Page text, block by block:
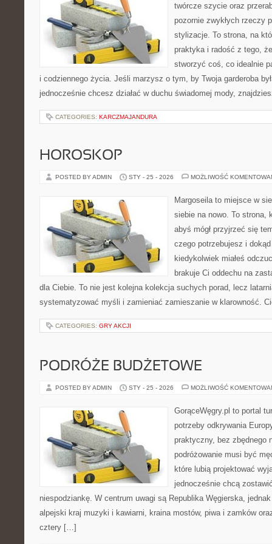
twórcze szycie oraz
pozornie zwykłych rzeczy
stylizacje. To strona, na
praktyka i radość z tego,
stworzyć coś, co idealnie
i codziennego życia. Jeśli marzysz o tym, by Twoja garderoba
jednocześnie chcesz działać w duchu świadomej mody,
CATEGORIES: KARCZMAJANDURA
HOROSKOP
POSTED BY ADMIN STY - 25 - 2026 MOŻLIWOŚĆ
Margoseila to miejsce w
siebie na nowo. To strona,
abyś mógł przyjrzeć się
czego potrzebujesz i
kiedykolwiek miałeś
brakuje Ci oddechu na
dla Ciebie. To nie jest kolejna kolekcja suchych porad, lecz
systematyzować myśli i zamieniać zamieszanie w klarowność.
CATEGORIES: GRY AKCJI
PODRÓŻE BUDŻETOWE
POSTED BY ADMIN STY - 25 - 2026 MOŻLIWOŚĆ
GorąceWęgry.pl to portal
potrzeby odkrywania
praktyczny, bez zbędnego
podróżowanie musi być
które lubią projektować
jednocześnie chcą
niespodziankę. W centrum uwagi są Republika Węgierska,
alpejski kraj muzyki i kawiarni, kraina mostów, piwa i zamków
cztery […]